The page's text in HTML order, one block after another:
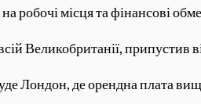
робочі місця та фінансові
Великобританії, припустив
Лондон, де орендна плата